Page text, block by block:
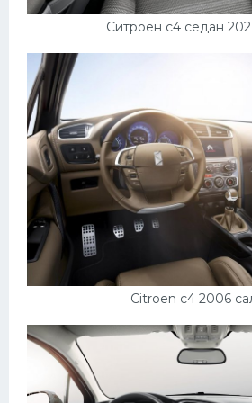
Ситроен с4 седан
Citroen c4 2006